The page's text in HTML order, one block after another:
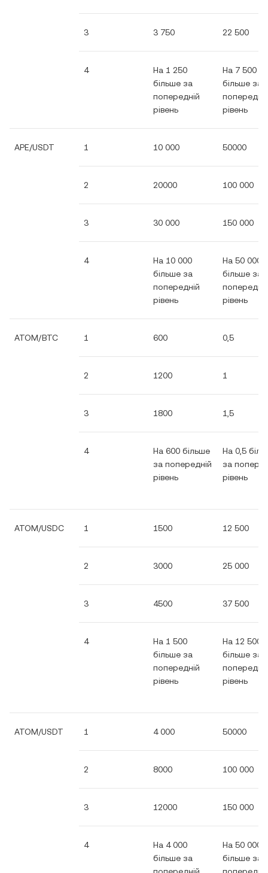
3 3 750 22 500
4
На 1 250
більше за
попередній
рівень
На 7 500
більше за
рівень
APE/USDT 1 10 000 50000
2 20000 100 000
3 30 000 150 000
4
На 10 000
більше за
попередній
рівень
На 50 000
більше за
рівень
ATOM/BTC 1 600 0,5
2 1200 1
3 1800 1,5
4
На 600 більше
за попередній
рівень
На 0,5
за
рівень
ATOM/USDC 1 1500 12 500
2 3000 25 000
3 4500 37 500
4
На 1 500
більше за
попередній
рівень
На 12 500
більше за
рівень
ATOM/USDT 1 4 000 50000
2 8000 100 000
3 12000 150 000
4
На 4 000
більше за
На 50 000
більше за